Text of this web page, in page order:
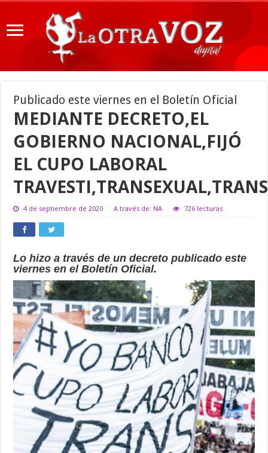
Publicado este viernes en el Boletín Oficial
MEDIANTE DECRETO,EL
GOBIERNO NACIONAL,FIJÓ
EL CUPO LABORAL
4 de septiembre de 2020 A través de: NA 726 lecturas
Lo hizo a través de un decreto publicado este
viernes en el Boletín Oficial.